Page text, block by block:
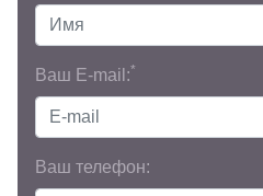
Ваш E-mail:*
Ваш телефон: